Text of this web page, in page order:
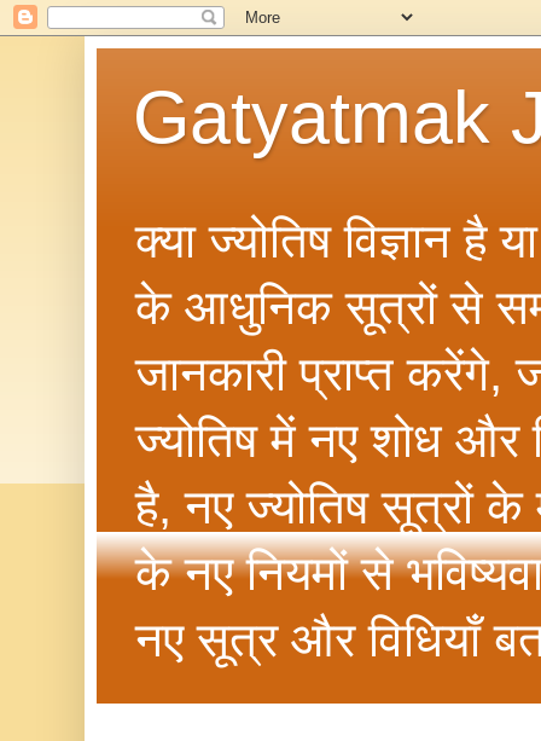
Gatyatmak
क्या ज्योतिष विज्ञान
के आधुनिक सूत्रों से
जानकारी प्राप्त करेंगे,
ज्योतिष में नए शोध और
है, नए ज्योतिष सूत्रों
के नए नियमों से
नए सूत्र और विधियाँ